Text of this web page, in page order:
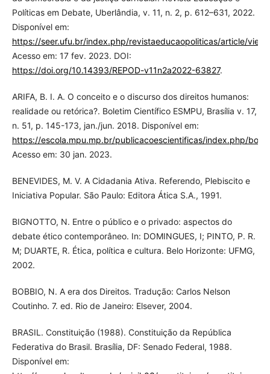
Políticas em Debate, Uberlândia, v. 11, n. 2, p. 612–631, 2022.
Disponível em:
https://seer.ufu.br/index.php/revistaeducaopoliticas/article/
Acesso em: 17 fev. 2023. DOI:
https://doi.org/10.14393/REPOD-v11n2a2022-63827.
ARIFA, B. I. A. O conceito e o discurso dos direitos humanos:
realidade ou retórica?. Boletim Científico ESMPU, Brasília v. 17,
n. 51, p. 145-173, jan./jun. 2018. Disponível em:
https://escola.mpu.mp.br/publicacoescientificas/index.php/
Acesso em: 30 jan. 2023.
BENEVIDES, M. V. A Cidadania Ativa. Referendo, Plebiscito e
Iniciativa Popular. São Paulo: Editora Ática S.A., 1991.
BIGNOTTO, N. Entre o público e o privado: aspectos do
debate ético contemporâneo. In: DOMINGUES, I; PINTO, P. R.
M; DUARTE, R. Ética, política e cultura. Belo Horizonte: UFMG,
2002.
BOBBIO, N. A era dos Direitos. Tradução: Carlos Nelson
Coutinho. 7. ed. Rio de Janeiro: Elsever, 2004.
BRASIL. Constituição (1988). Constituição da República
Federativa do Brasil. Brasília, DF: Senado Federal, 1988.
Disponível em: